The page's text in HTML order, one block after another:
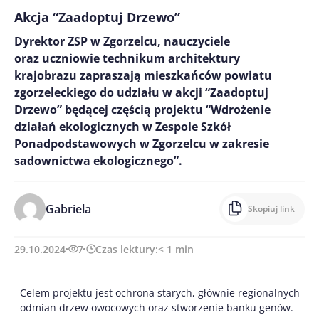
Akcja “Zaadoptuj Drzewo”
Dyrektor ZSP w Zgorzelcu, nauczyciele
oraz uczniowie technikum architektury
krajobrazu zapraszają mieszkańców powiatu
zgorzeleckiego do udziału w akcji “Zaadoptuj
Drzewo” będącej częścią projektu “Wdrożenie
działań ekologicznych w Zespole Szkół
Ponadpodstawowych w Zgorzelcu w zakresie
sadownictwa ekologicznego”.
Gabriela Skopiuj link
29.10.2024 7 Czas lektury:< 1 min
Celem projektu jest ochrona starych, głównie regionalnych
odmian drzew owocowych oraz stworzenie banku genów.